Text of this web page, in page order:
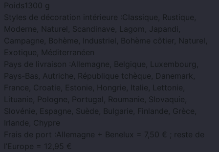
Poids1300 g
Styles de décoration intérieure :Classique, Rustique,
Moderne, Naturel, Scandinave, Lagom, Japandi,
Campagne, Bohème, Industriel, Bohème côtier, Naturel,
Exotique, Méditerranéen
Pays de livraison :Allemagne, Belgique, Luxembourg,
Pays-Bas, Autriche, République tchèque, Danemark,
France, Croatie, Estonie, Hongrie, Italie, Lettonie,
Lituanie, Pologne, Portugal, Roumanie, Slovaquie,
Slovénie, Espagne, Suède, Bulgarie, Finlande, Grèce,
Irlande, Chypre
Frais de port :Allemagne + Benelux = 7,50 € ; reste de
l’Europe = 12,95 €